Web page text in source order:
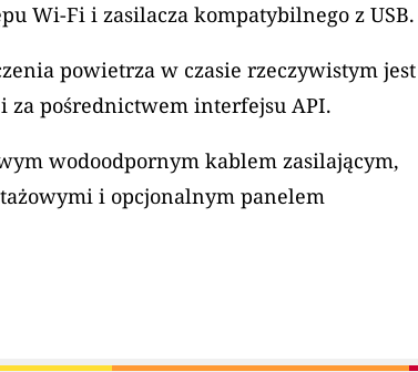
Wi-Fi i zasilacza kompatybilnego z USB.
powietrza w czasie rzeczywistym jest
za pośrednictwem interfejsu API.
wodoodpornym kablem zasilającym,
i opcjonalnym panelem